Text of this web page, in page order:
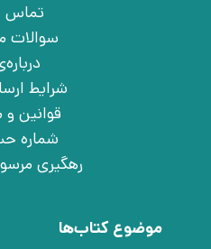
تماس
سوالات
شرایط
قوانین
شماره
رهگیری
موضوع کتاب‌ها